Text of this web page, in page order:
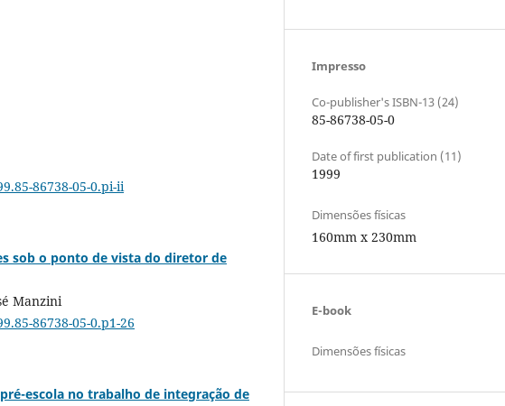
86738-05-0.pi-ii
sob o ponto de vista do diretor de
Manzini
86738-05-0.p1-26
escola no trabalho de integração de
Impresso
Co-publisher's ISBN-13 (24)
85-86738-05-0
Date of first publication (11)
1999
Dimensões físicas
160mm x 230mm
E-book
Dimensões físicas